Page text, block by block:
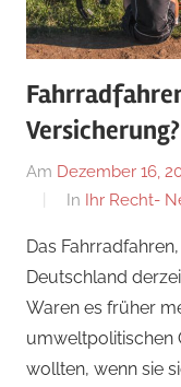
Versicherung?
Am Dezember 16,
In Ihr Recht-
Das
Deutschland
Waren es früher
umweltpolitischen
wollten, wenn sie